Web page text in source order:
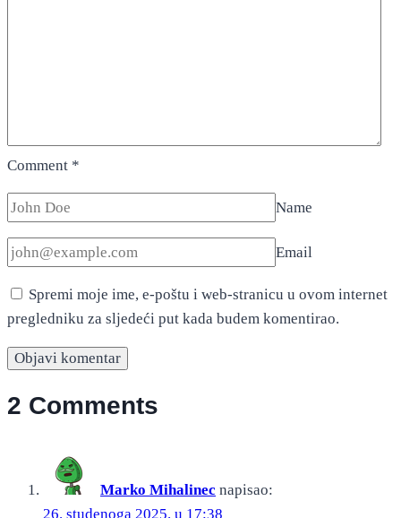
Comment *
Name
Email
Spremi moje ime, e-poštu i web-stranicu u ovom internet
pregledniku za sljedeći put kada budem komentirao.
2 Comments
Marko Mihalinec napisao:
26. studenoga 2025. u 17:38